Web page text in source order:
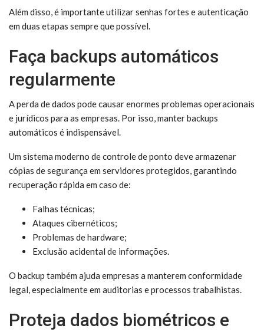
Além disso, é importante utilizar senhas fortes e autenticação
em duas etapas sempre que possível.
Faça backups automáticos
regularmente
A perda de dados pode causar enormes problemas operacionais
e jurídicos para as empresas. Por isso, manter backups
automáticos é indispensável.
Um sistema moderno de controle de ponto deve armazenar
cópias de segurança em servidores protegidos, garantindo
recuperação rápida em caso de:
Falhas técnicas;
Ataques cibernéticos;
Problemas de hardware;
Exclusão acidental de informações.
O backup também ajuda empresas a manterem conformidade
legal, especialmente em auditorias e processos trabalhistas.
Proteja dados biométricos e